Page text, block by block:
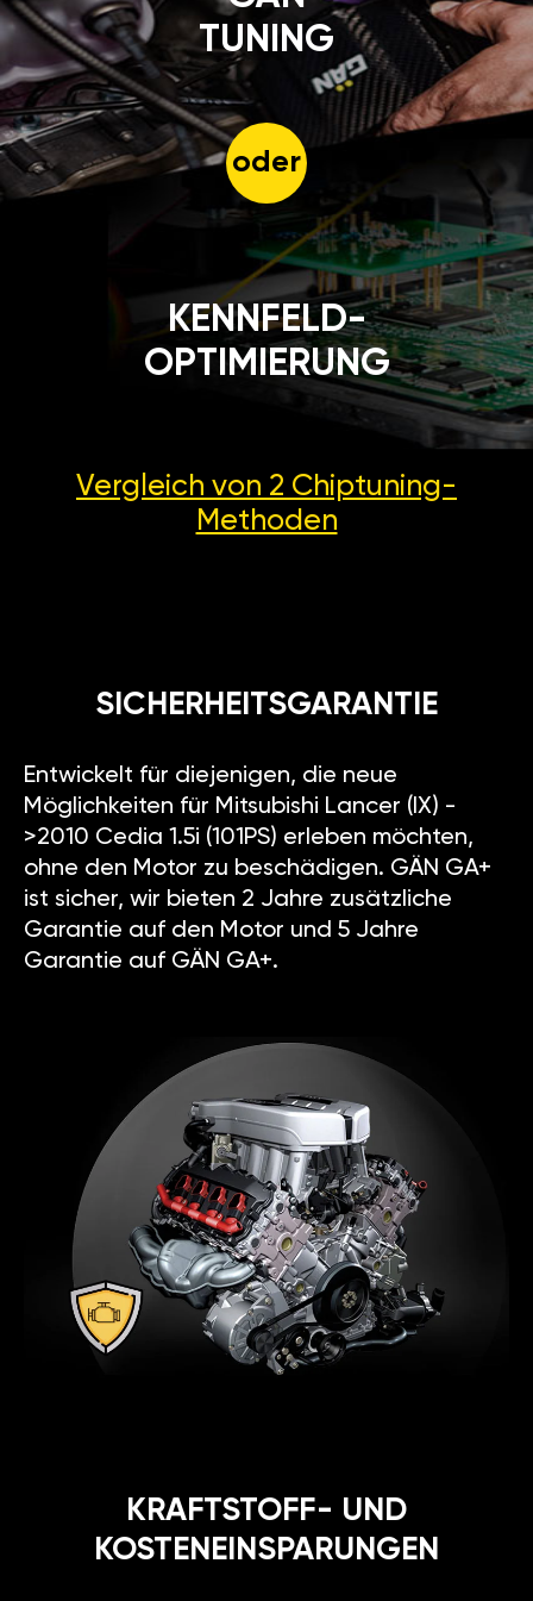
TUNING
oder
KENNFELD-
OPTIMIERUNG
Vergleich von 2 Chiptuning-
Methoden
SICHERHEITSGARANTIE
Entwickelt für diejenigen, die neue
Möglichkeiten für Mitsubishi Lancer (IX) -
>2010 Cedia 1.5i (101PS) erleben möchten,
ohne den Motor zu beschädigen. GÄN GA+
ist sicher, wir bieten 2 Jahre zusätzliche
Garantie auf den Motor und 5 Jahre
Garantie auf GÄN GA+.
KRAFTSTOFF- UND
KOSTENEINSPARUNGEN